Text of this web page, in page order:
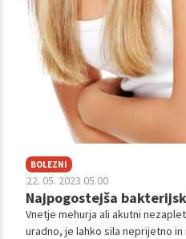
BOLEZNI
22. 05. 2023 05.00
Najpogostejša
Vnetje mehurja ali akutni
uradno, je lahko sila neprijetno in